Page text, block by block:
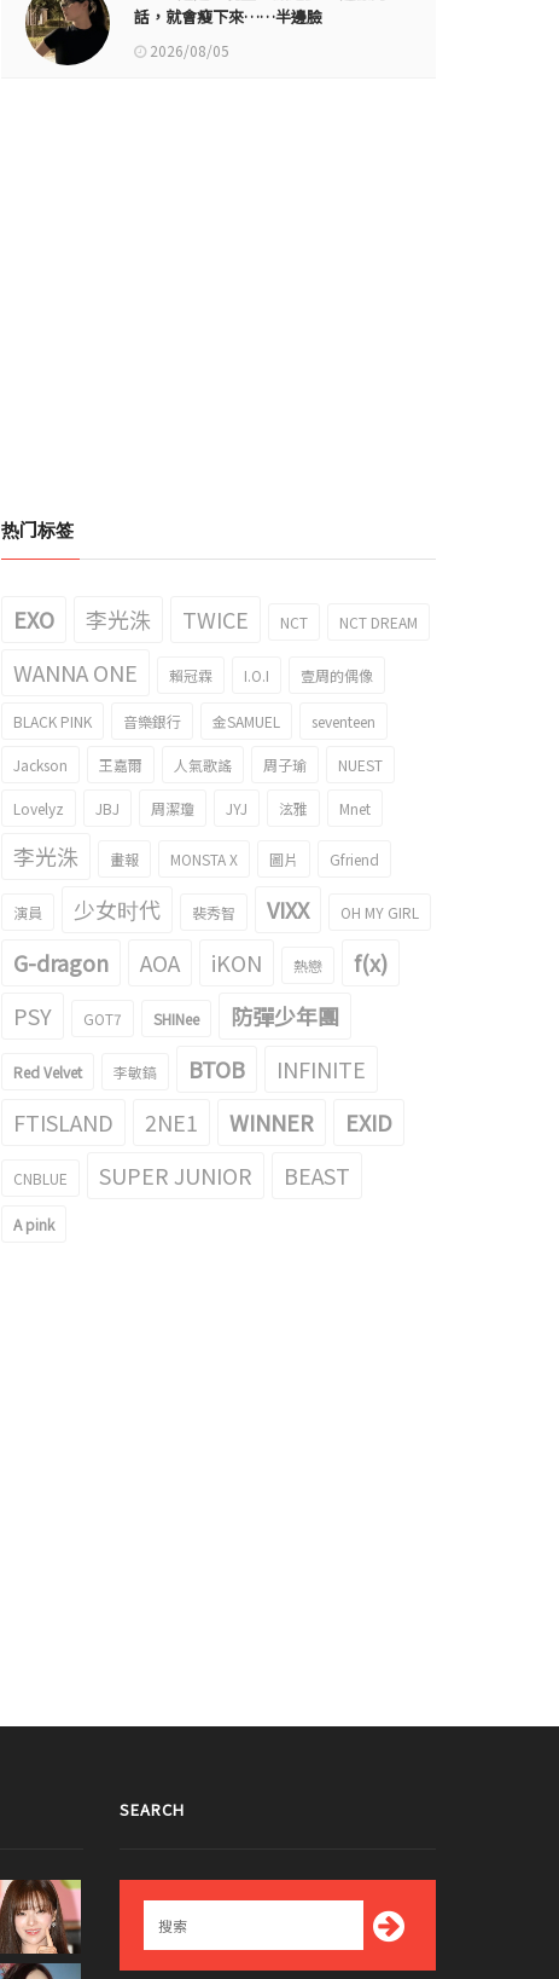
話，就會瘦下來……半邊臉
2026/08/05
热门标签
EXO 李光洙 TWICE NCT NCT DREAM
WANNA ONE 賴冠霖 I.O.I 壹周的偶像
BLACK PINK 音樂銀行 金SAMUEL seventeen
Jackson 王嘉爾 人氣歌謠 周子瑜 NUEST
Lovelyz JBJ 周潔瓊 JYJ 泫雅 Mnet
李光洙 畫報 MONSTA X 圖片 Gfriend
演員 少女时代 裴秀智 VIXX OH MY GIRL
G-dragon AOA iKON 熱戀
f(x)
PSY
GOT7 SHINee 防彈少年團
Red Velvet 李敏鎬 BTOB
INFINITE
FTISLAND
2NE1 WINNER EXID
CNBLUE SUPER JUNIOR BEAST
A pink
SEARCH